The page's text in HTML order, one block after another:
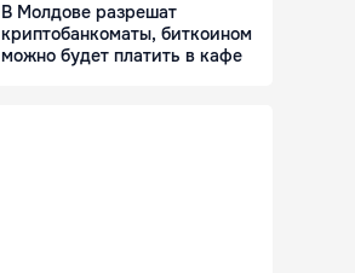
В Молдове разрешат
криптобанкоматы, биткоином
можно будет платить в кафе